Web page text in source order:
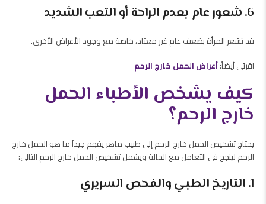
6. شعور عام بعدم الراحة أو التعب الشديد
قد تشعر المرأة بضعف عام غير معتاد، خاصة مع وجود الأعراض الأخرى.
اقرئي أيضاً:أعراض الحمل خارج الرحم
كيف يشخص الأطباء الحمل
خارج الرحم؟
يحتاج تشخيص الحمل خارج الرحم إلى طبيب ماهر يفهم جيداًما هو الحمل خارج
الرحم لينجح في التعامل مع الحالة ويشمل تشخيص الحمل خارج الرحم التالي:
1. التاريخ الطبي والفحص السريري